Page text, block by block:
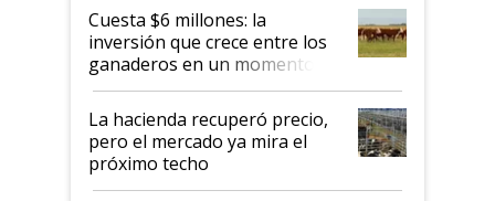
Cuesta $6 millones: la
inversión que crece entre los
ganaderos en un momento
histórico para la actividad
La hacienda recuperó precio,
pero el mercado ya mira el
próximo techo